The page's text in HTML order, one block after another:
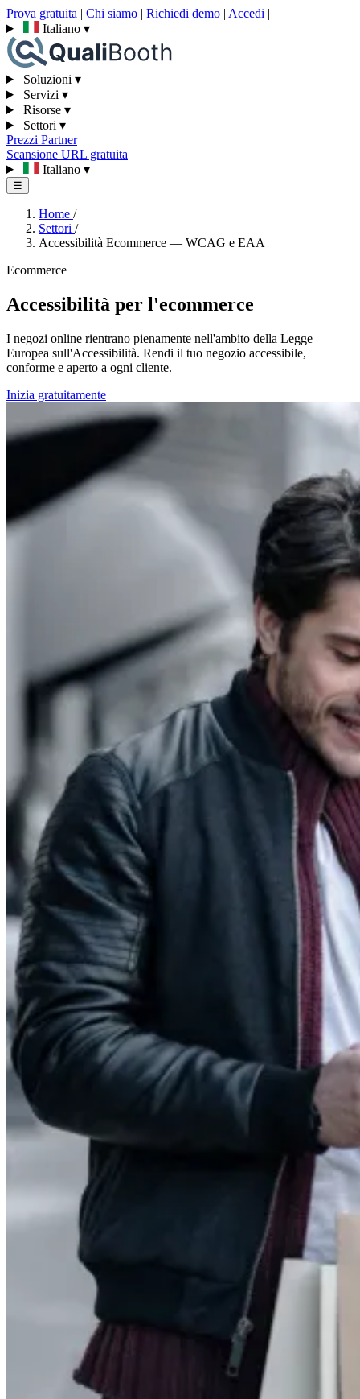
Prova gratuita | Chi siamo | Richiedi demo | Accedi |
Italiano ▾
Soluzioni ▾
Servizi ▾
Risorse ▾
Settori ▾
Prezzi Partner
Scansione URL gratuita
Italiano ▾
☰
Home /
Settori /
Accessibilità Ecommerce — WCAG e EAA
Ecommerce
Accessibilità per l'ecommerce
I negozi online rientrano pienamente nell'ambito della Legge
Europea sull'Accessibilità. Rendi il tuo negozio accessibile,
conforme e aperto a ogni cliente.
Inizia gratuitamente